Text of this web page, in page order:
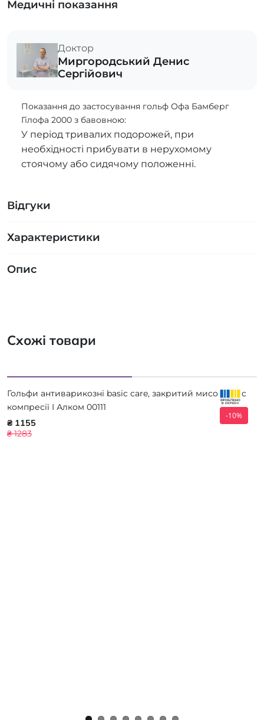
Медичні показання
Доктор
Миргородський Денис
Сергійович
Показання до застосування гольф Офа Бамберг
Гілофа 2000 з бавовною:
У період тривалих подорожей, при
необхідності прибувати в нерухомому
стоячому або сидячому положенні.
Відгуки
Характеристики
Опис
Схожі товари
-10%
Гольфи антиварикозні basic care, закритий мисок, клас
компресії I Алком 00111
₴ 1155
₴ 1283